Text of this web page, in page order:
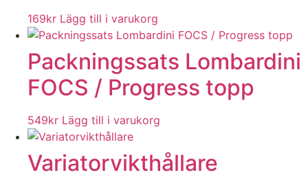
169kr Lägg till i varukorg
Packningssats Lombardini
FOCS / Progress topp
549kr Lägg till i varukorg
Variatorvikthållare